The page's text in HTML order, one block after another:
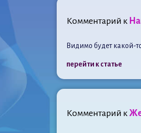
Комментарий к
Видимо будет какой-
перейти к статье
Комментарий к